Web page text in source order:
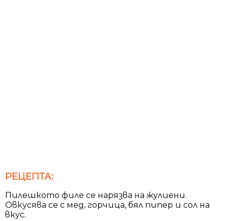
РЕЦЕПТА:
Пилешкото филе се нарязва на жулиени.
Овкусява се с мед, горчица, бял пипер и сол на
вкус.